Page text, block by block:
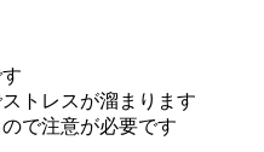
トレスが溜まります
で注意が必要です